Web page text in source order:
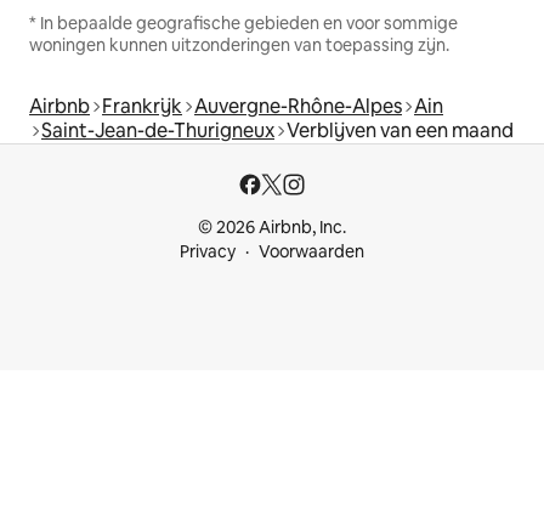
* In bepaalde geografische gebieden en voor sommige
woningen kunnen uitzonderingen van toepassing zijn.
Airbnb Frankrijk Auvergne-Rhône-Alpes Ain
Saint-Jean-de-Thurigneux Verblijven van een maand
© 2026 Airbnb, Inc.
Privacy
Voorwaarden